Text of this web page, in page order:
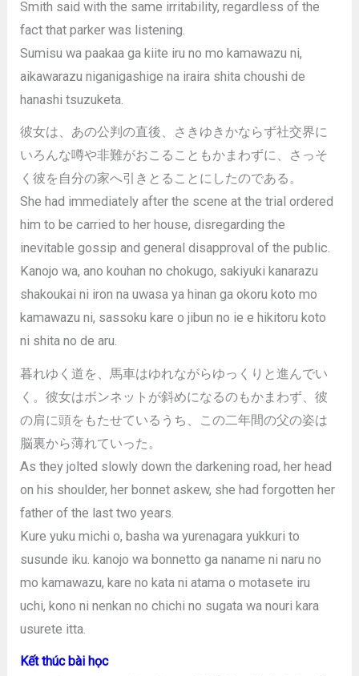
Smith said with the same irritability, regardless of the
fact that parker was listening.
Sumisu wa paakaa ga kiite iru no mo kamawazu ni,
aikawarazu niganigashige na iraira shita choushi de
hanashi tsuzuketa.
彼女は、あの公判の直後、さきゆきかならず社交界に
いろんな噂や非難がおこることもかまわずに、さっそ
く彼を自分の家へ引きとることにしたのである。
She had immediately after the scene at the trial ordered
him to be carried to her house, disregarding the
inevitable gossip and general disapproval of the public.
Kanojo wa, ano kouhan no chokugo, sakiyuki kanarazu
shakoukai ni iron na uwasa ya hinan ga okoru koto mo
kamawazu ni, sassoku kare o jibun no ie e hikitoru koto
ni shita no de aru.
暮れゆく道を、馬車はゆれながらゆっくりと進んでい
く。彼女はボンネットが斜めになるのもかまわず、彼
の肩に頭をもたせているうち、この二年間の父の姿は
脳裏から薄れていった。
As they jolted slowly down the darkening road, her head
on his shoulder, her bonnet askew, she had forgotten her
father of the last two years.
Kure yuku michi o, basha wa yurenagara yukkuri to
susunde iku. kanojo wa bonnetto ga naname ni naru no
mo kamawazu, kare no kata ni atama o motasete iru
uchi, kono ni nenkan no chichi no sugata wa nouri kara
usurete itta.
Kết thúc bài học